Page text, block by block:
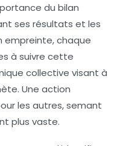
du bilan
ses résultats et les
empreinte, chaque
à suivre cette
collective visant à
Une action
les autres, semant
plus vaste.